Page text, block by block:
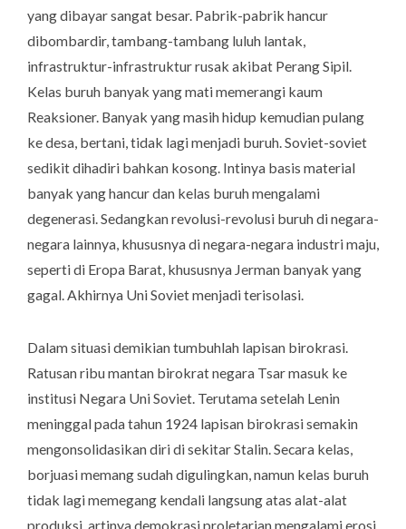
yang dibayar sangat besar. Pabrik-pabrik hancur
dibombardir, tambang-tambang luluh lantak,
infrastruktur-infrastruktur rusak akibat Perang Sipil.
Kelas buruh banyak yang mati memerangi kaum
Reaksioner. Banyak yang masih hidup kemudian pulang
ke desa, bertani, tidak lagi menjadi buruh. Soviet-soviet
sedikit dihadiri bahkan kosong. Intinya basis material
banyak yang hancur dan kelas buruh mengalami
degenerasi. Sedangkan revolusi-revolusi buruh di negara-
negara lainnya, khususnya di negara-negara industri maju,
seperti di Eropa Barat, khususnya Jerman banyak yang
gagal. Akhirnya Uni Soviet menjadi terisolasi.
Dalam situasi demikian tumbuhlah lapisan birokrasi.
Ratusan ribu mantan birokrat negara Tsar masuk ke
institusi Negara Uni Soviet. Terutama setelah Lenin
meninggal pada tahun 1924 lapisan birokrasi semakin
mengonsolidasikan diri di sekitar Stalin. Secara kelas,
borjuasi memang sudah digulingkan, namun kelas buruh
tidak lagi memegang kendali langsung atas alat-alat
produksi, artinya demokrasi proletarian mengalami erosi